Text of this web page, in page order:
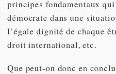
principes fondamentaux
démocrate dans une
l’égale dignité de chaque
droit international, etc.
Que peut-on donc en